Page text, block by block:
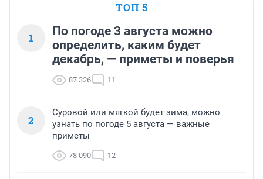
ТОП 5
1
По погоде 3 августа можно
определить, каким будет
декабрь, — приметы и поверья
87 326 11
2
Суровой или мягкой будет зима, можно
узнать по погоде 5 августа — важные
приметы
78 090 12